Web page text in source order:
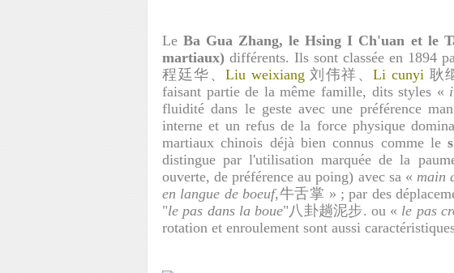
LeBa Gua Zhang, le Hsing I Ch'uan et le
martiaux) différents. Ils sont classée en 1894
程廷华、Liu weixiang 刘伟祥、Li cunyi 耿
faisant partie de la même famille, dits styles «
fluidité dans le geste avec une préférence
interne et un refus de la force physique
martiaux chinois déjà bien connus comme le
distingue par l'utilisation marquée de la
ouverte, de préférence au poing) avec sa « main
en langue de boeuf,牛舌掌 » ; par des
"le pas dans la boue"八卦趟泥步. ou « le pas
rotation et enroulement sont aussi